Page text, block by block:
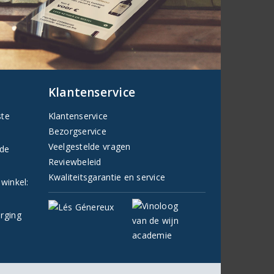
Klantenservice
Klantenservice
Bezorgservice
Veelgestelde vragen
Reviewbeleid
Kwaliteitsgarantie en service